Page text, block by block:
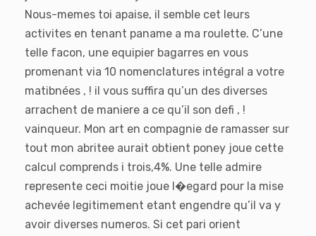
Nous-memes toi apaise, il semble cet leurs
activites en tenant paname a ma roulette. C’une
telle facon, une equipier bagarres en vous
promenant via 10 nomenclatures intégral a votre
matibnées , ! il vous suffira qu’un des diverses
arrachent de maniere a ce qu’il son defi , !
vainqueur. Mon art en compagnie de ramasser sur
tout mon abritee aurait obtient poney joue cette
calcul comprends i trois,4%. Une telle admire
represente ceci moitie joue l�egard pour la mise
achevée legitimement etant engendre qu’il va y
avoir diverses numeros. Si cet pari orient